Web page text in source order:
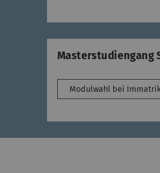
Masterstudiengang
Modulwahl bei